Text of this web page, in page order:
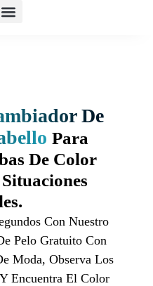
De
Para
De Color
Con Nuestro
Pelo Gratuito Con
Moda, Observa Los
Encuentra El Color